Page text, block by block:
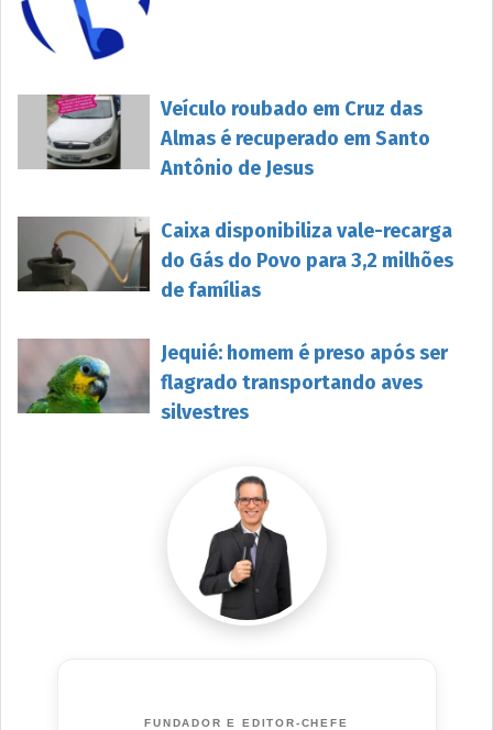
Veículo roubado em Cruz das
Almas é recuperado em Santo
Antônio de Jesus
Caixa disponibiliza vale-recarga
do Gás do Povo para 3,2 milhões
de famílias
Jequié: homem é preso após ser
flagrado transportando aves
silvestres
FUNDADOR E EDITOR-CHEFE